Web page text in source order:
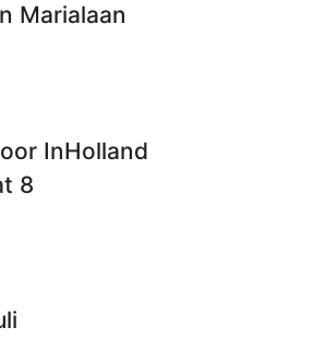
Marialaan
InHolland
8